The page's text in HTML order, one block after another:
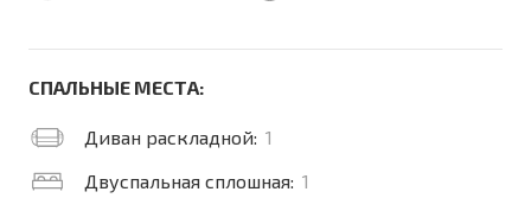
СПАЛЬНЫЕ МЕСТА:
Диван раскладной: 1
Двуспальная сплошная: 1